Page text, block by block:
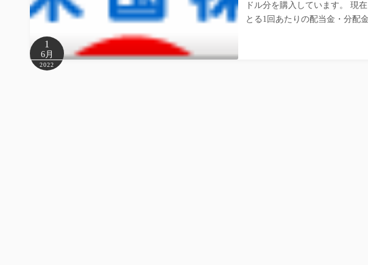
1
6月
2022
ドル分を購入しています。 現
とる1回あたりの配当金・分配